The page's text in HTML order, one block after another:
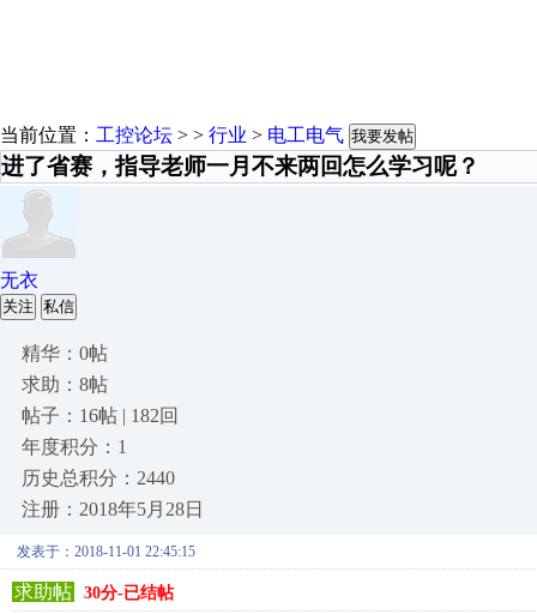
当前位置： 工控论坛 > > 行业 > 电工电气 我要发帖
进了省赛，指导老师一月不来两回怎么学习呢？
无衣
关注 私信
精华：0帖
求助：8帖
帖子：16帖 | 182回
年度积分：1
历史总积分：2440
注册：2018年5月28日
发表于：2018-11-01 22:45:15
求助帖 30分-已结帖